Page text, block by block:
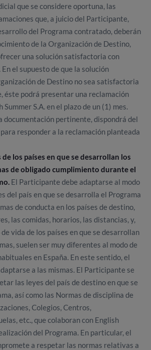
que se considere oportuna, las
que, a juicio del Participante,
del Programa contratado, deberán
de la Organización de Destino,
una solución satisfactoria con
el supuesto de que la solución
de Destino no sea satisfactoria
éste podrá presentar una reclamación
S.A. en el plazo de un (1) mes.
documentación pertinente, dispondrá del
responder a la reclamación planteada
los países en que se desarrollan los
de obligado cumplimiento durante el
El Participante debe adaptarse al modo
del país en que se desarrolla el Programa
de conducta en los países de destino,
las comidas, horarios, las distancias, y,
vida de los países en que se desarrollan
suelen ser muy diferentes al modo de
en España. En este sentido, el
a las mismas. El Participante se
las leyes del país de destino en que se
así como las Normas de disciplina de
Colegios, Centros,
etc., que colaboran con English
del Programa. En particular, el
a respetar las normas relativas a